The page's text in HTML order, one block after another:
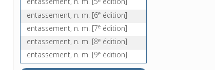
entassement, n. m. [6e édition]
entassement, n. m. [7e édition]
entassement, n. m. [8e édition]
entassement, n. m. [9e édition]